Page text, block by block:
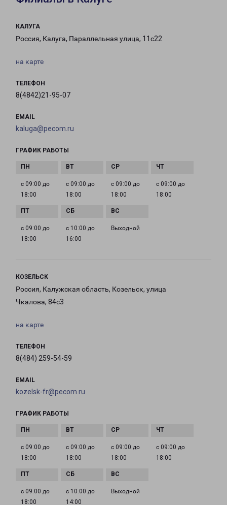
КАЛУГА
Россия, Калуга, Параллельная улица, 11с22
на карте
ТЕЛЕФОН
8(4842)21-95-07
EMAIL
kaluga@pecom.ru
ГРАФИК РАБОТЫ
с 09:00 до
18:00
с 09:00 до
18:00
с 09:00 до
18:00
с 09:00 до
18:00
с 09:00 до
18:00
с 10:00 до
16:00
Выходной
КОЗЕЛЬСК
Россия, Калужская область, Козельск, улица
Чкалова, 84с3
на карте
ТЕЛЕФОН
8(484) 259-54-59
EMAIL
kozelsk-fr@pecom.ru
ГРАФИК РАБОТЫ
с 09:00 до
18:00
с 09:00 до
18:00
с 09:00 до
18:00
с 09:00 до
18:00
с 09:00 до
18:00
с 10:00 до
14:00
Выходной